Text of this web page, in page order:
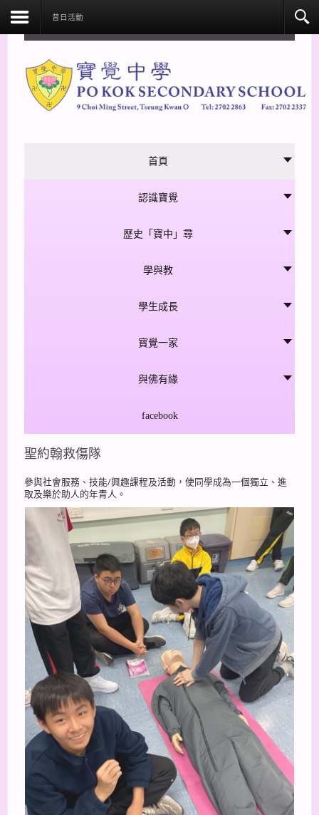
昔日活動
首頁
認識寶覺
歷史「寶中」尋
學與教
學生成長
寳覺一家
與佛有緣
facebook
聖約翰救傷隊
參與社會服務、技能/興趣課程及活動，使同學成為一個獨立、進
取及樂於助人的年青人。